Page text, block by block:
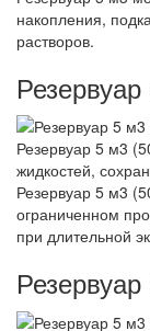
накопления,
растворов.
Резервуар 5 м3
жидкостей,
Резервуар 5 м3
ограниченном
при длительной